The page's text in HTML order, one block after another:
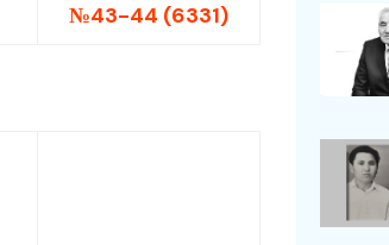
№43-44 (6331)